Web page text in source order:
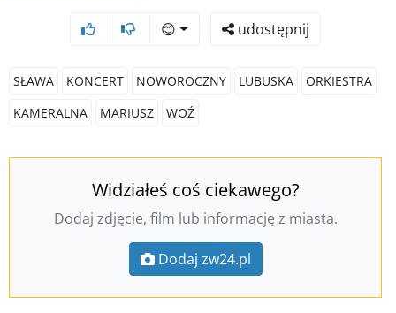
😊 udostępnij
SŁAWA KONCERT NOWOROCZNY LUBUSKA
ORKIESTRA
KAMERALNA
MARIUSZ WOŹ
Widziałeś coś ciekawego?
Dodaj zdjęcie, film lub informację z miasta.
Dodaj zw24.pl